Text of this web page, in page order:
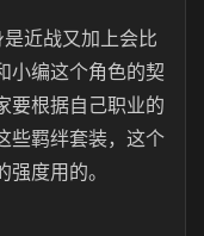
近战又加上会比
小编这个角色的契
要根据自己职业的
些羁绊套装，这个
度用的。